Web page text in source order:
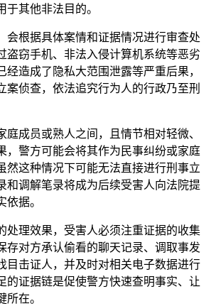
其他非法目的。
根据具体案情和证据情况进行审查处
盗窃手机、非法入侵计算机系统等恶劣
经造成了隐私大范围泄露等严重后果，
案侦查，依法追究行为人的行政乃至刑
成员或熟人之间，且情节相对轻微、
，警方可能会将其作为民事纠纷或家庭
然这种情况下可能无法直接进行刑事立
和调解笔录将成为后续受害人向法院提
据。
理效果，受害人必须注重证据的收集
存对方承认偷看的聊天记录、调取事发
目击证人，并及时对相关电子数据进行
的证据链是促使警方快速查明事实、让
在。